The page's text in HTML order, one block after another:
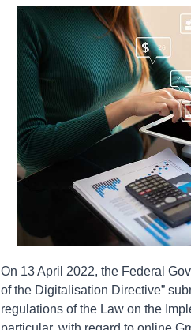
On 13 April 2022, the Federal
of the Digitalisation Directive”
regulations of the Law on the